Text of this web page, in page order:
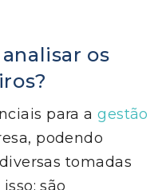
os
para agestão
podendo
tomadas
são